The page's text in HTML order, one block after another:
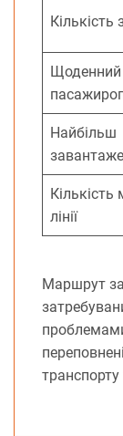
Кількість
Щоденний
Найбільш
лінії
Маршрут
транспорту